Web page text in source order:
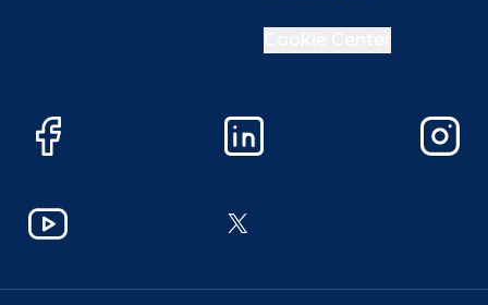
Facebook LinkedIn
YouTube X